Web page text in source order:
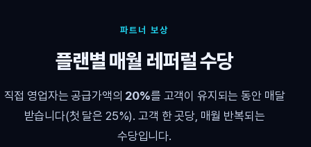
파트너 보상
플랜별 매월 레퍼럴 수당
직접 영업자는 공급가액의 20%를 고객이 유지되는 동안 매달
받습니다(첫 달은 25%). 고객 한 곳당, 매월 반복되는
수당입니다.